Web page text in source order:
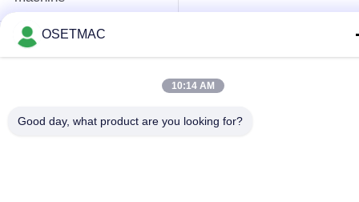
Handleiding Wood
Houten Stoftrekker
kantenaanlijmmachine
Houtbewerkingsdikte
OSETMAC
10:14 AM
Good day, what product are you looking for?